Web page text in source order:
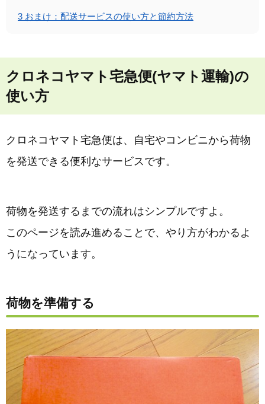
3 おまけ：配送サービスの使い方と節約方法
クロネコヤマト宅急便(ヤマト運輸)の
使い方
クロネコヤマト宅急便は、自宅やコンビニから荷物
を発送できる便利なサービスです。
荷物を発送するまでの流れはシンプルですよ。
このページを読み進めることで、やり方がわかるよ
うになっています。
荷物を準備する